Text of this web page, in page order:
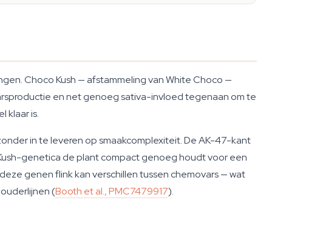
Choco Kush — afstammeling van White Choco —
en net genoeg sativa-invloed tegenaan om te
klaar is.
in te leveren op smaakcomplexiteit. De AK-47-kant
genetica de plant compact genoeg houdt voor een
genen flink kan verschillen tussen chemovars — wat
(Booth et al., PMC7479917).